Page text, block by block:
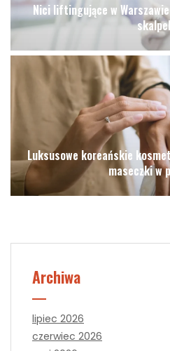
Nici liftingujące w
Luksusowe koreańskie
maseczki w
Archiwa
lipiec 2026
czerwiec 2026